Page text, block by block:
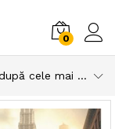
0
Sortează după cele mai recente